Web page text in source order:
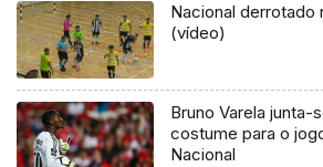
Nacional derrotado
(vídeo)
Bruno Varela junta-
costume para o
Nacional